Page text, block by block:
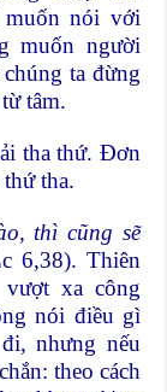
muốn nói với
muốn người
ta đừng
tâm.
tha thứ. Đơn
tha.
thì cũng sẽ
6,38). Thiên
xa công
nói điều gì
nhưng nếu
theo cách